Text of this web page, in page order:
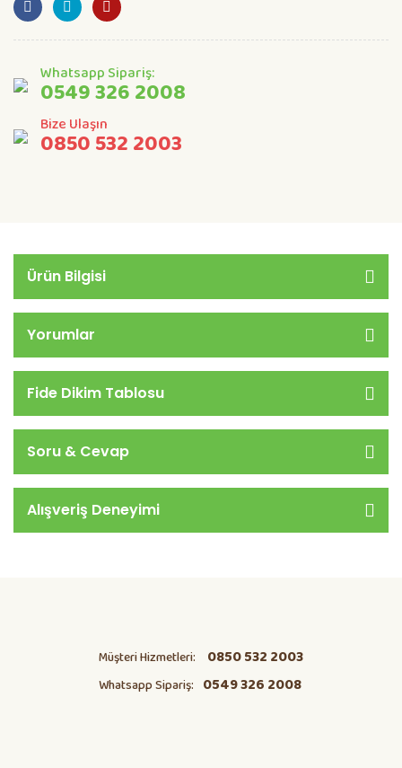
Whatsapp Sipariş:
0549 326 2008
Bize Ulaşın
0850 532 2003
Ürün Bilgisi
Yorumlar
Fide Dikim Tablosu
Soru & Cevap
Alışveriş Deneyimi
Müşteri Hizmetleri: 0850 532 2003
Whatsapp Sipariş: 0549 326 2008